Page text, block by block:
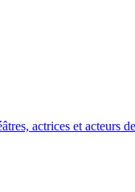
actrices et acteurs